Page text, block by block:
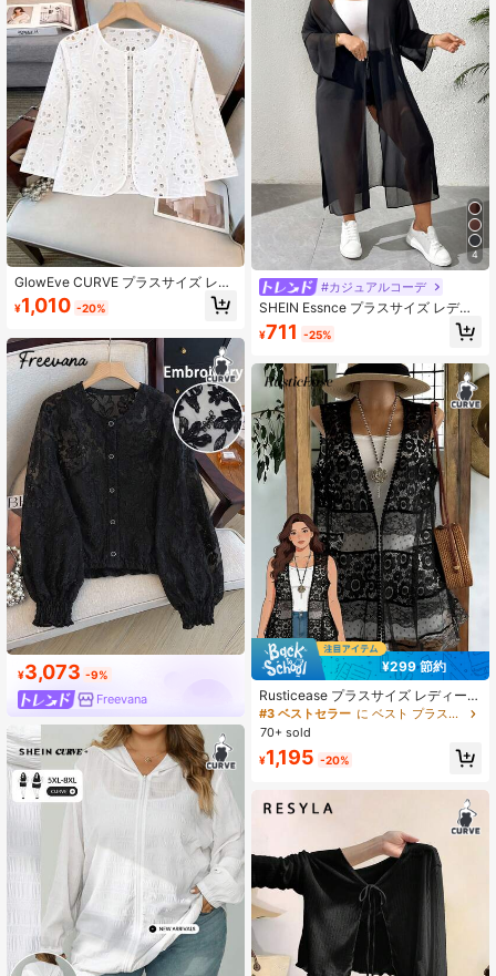
GlowEve CURVE プラスサイズ レデ
ィース サマー カジュアル バケーシ
ョン 通勤 無地 シフォン 七分袖 クロ
¥1,010 -20%
¥3,073 -9%
Freevana
4
#カジュアルコーデ
SHEIN Essnce プラスサイズ レディ
ース ビジネスカジュアル ビーチウェ
ア バケーション レディース ビーチ
コンサート レディース クルーズ ア
パレル レディース ビーチカバーアッ
プ
¥711 -25%
¥299 節約
Rusticease プラスサイズ レディース
花柄 透かしデザイン ノースリーブ
カーディガン ブラック レース カバ
ーアップ ディナー イブニング 夏 エ
レガント
#3 ベストセラー
に ベスト プラスサイズのアウターウェア
70+ sold
¥1,195 -20%